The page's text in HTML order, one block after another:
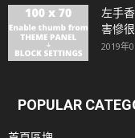
左手
害慘
2019年
POPULAR